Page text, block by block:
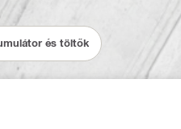
és töltők